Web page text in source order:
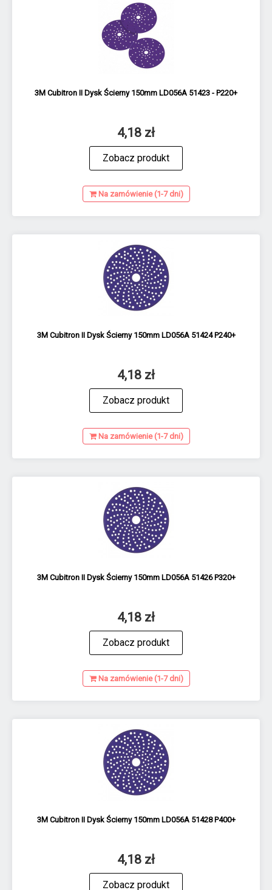
3M Cubitron II Dysk Ścierny 150mm LD056A 51423 - P220+
4,18 zł
Zobacz produkt
Na zamówienie (1-7 dni)
3M Cubitron II Dysk Ścierny 150mm LD056A 51424 P240+
4,18 zł
Zobacz produkt
Na zamówienie (1-7 dni)
3M Cubitron II Dysk Ścierny 150mm LD056A 51426 P320+
4,18 zł
Zobacz produkt
Na zamówienie (1-7 dni)
3M Cubitron II Dysk Ścierny 150mm LD056A 51428 P400+
4,18 zł
Zobacz produkt